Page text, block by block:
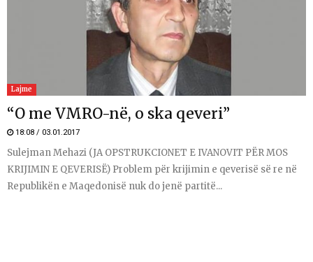
Lajme
“O me VMRO-në, o ska qeveri”
18:08 / 03.01.2017
Sulejman Mehazi (JA OPSTRUKCIONET E IVANOVIT PËR MOS
KRIJIMIN E QEVERISË) Problem për krijimin e qeverisë së re në
Republikën e Maqedonisë nuk do jenë partitë...